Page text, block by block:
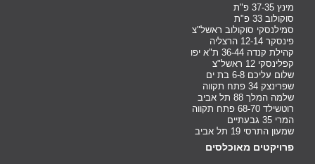
מינץ 37-35 פ"ת
סוקולוב 33 פ"ת
סמילנסקי סוקולוב ראשל"צ
פינסקר 12-14 הרצליה
קהילת קנדה 36-44 ת"א יפו
קפלינסקי 12 ראשל"צ
שלום עליכם 6-8 בת ים
שפרינצק 34 פתח תקווה
שלמה המלך 88 תל אביב
רוטשילד 68-70 פתח תקווה
המרי 35 גבעתיים
שמעון התרסי 19 תל אביב
פרויקטים מאוכלסים